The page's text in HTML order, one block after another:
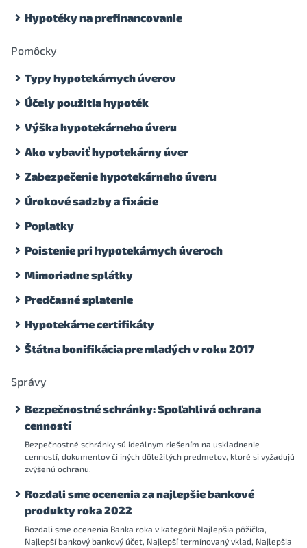
Hypotéky na prefinancovanie
Pomôcky
Typy hypotekárnych úverov
Účely použitia hypoték
Výška hypotekárneho úveru
Ako vybaviť hypotekárny úver
Zabezpečenie hypotekárneho úveru
Úrokové sadzby a fixácie
Poplatky
Poistenie pri hypotekárnych úveroch
Mimoriadne splátky
Predčasné splatenie
Hypotekárne certifikáty
Štátna bonifikácia pre mladých v roku 2017
Správy
Bezpečnostné schránky: Spoľahlivá ochrana
cenností
Bezpečnostné schránky sú ideálnym riešením na uskladnenie
cenností, dokumentov či iných dôležitých predmetov, ktoré si vyžadujú
zvýšenú ochranu.
Rozdali sme ocenenia za najlepšie bankové
produkty roka 2022
Rozdali sme ocenenia Banka roka v kategórií Najlepšia pôžička,
Najlepší bankový bankový účet, Najlepší termínovaný vklad, Najlepšia